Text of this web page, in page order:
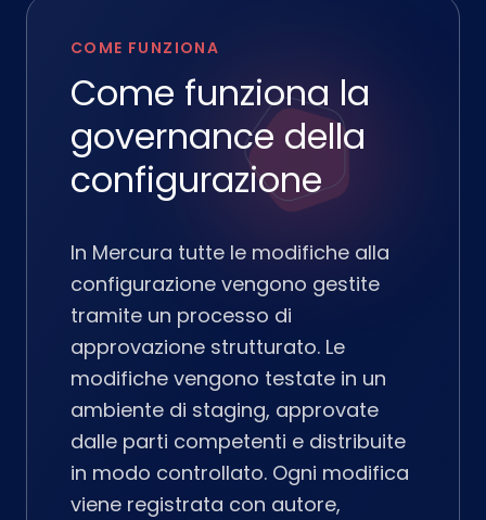
COME FUNZIONA
Come funziona la
governance della
configurazione
In Mercura tutte le modifiche alla
configurazione vengono gestite
tramite un processo di
approvazione strutturato. Le
modifiche vengono testate in un
ambiente di staging, approvate
dalle parti competenti e distribuite
in modo controllato. Ogni modifica
viene registrata con autore,